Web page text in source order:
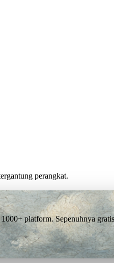
perangkat.
platform. Sepenuhnya